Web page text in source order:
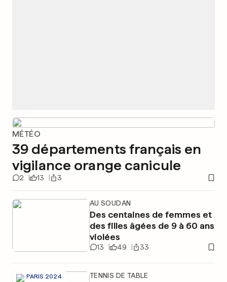
MÉTÉO
39 départements français en
vigilance orange canicule
2 13 3
AU SOUDAN
Des centaines de femmes et
des filles âgées de 9 à 60 ans
violées
13 49 33
PARIS 2024 TENNIS DE TABLE